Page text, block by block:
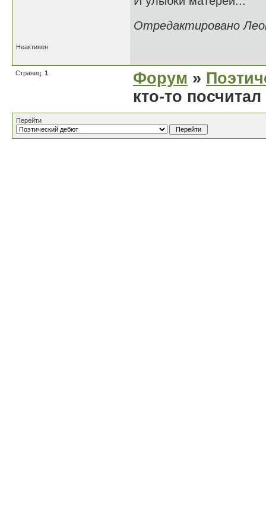
Отредактировано
Неактивен
Страниц: 1 Форум »
кто-то
Перейти